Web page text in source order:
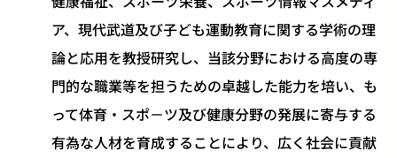
ア、現代武道及び子ども運動教育に関する学術の理
論と応用を教授研究し、当該分野における高度の専
門的な職業等を担うための卓越した能力を培い、も
って体育・スポ－ツ及び健康分野の発展に寄与する
有為な人材を育成することにより、広く社会に貢献